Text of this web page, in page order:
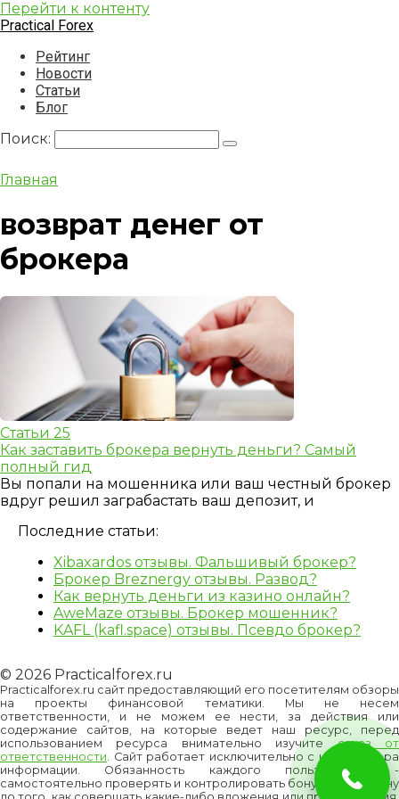
Перейти к контенту
Practical Forex
Рейтинг
Новости
Статьи
Блог
Поиск:
Главная
возврат денег от
брокера
Статьи 25
Как заставить брокера вернуть деньги? Самый
полный гид
Вы попали на мошенника или ваш честный брокер
вдруг решил заграбастать ваш депозит, и
Последние статьи:
Xibaxardos отзывы. Фальшивый брокер?
Брокер Breznergy отзывы. Развод?
Как вернуть деньги из казино онлайн?
AweMaze отзывы. Брокер мошенник?
KAFL (kafl.space) отзывы. Псевдо брокер?
© 2026 Practicalforex.ru
Practicalforex.ru сайт предоставляющий его посетителям обзоры
на проекты финансовой тематики. Мы не несем
ответственности, и не можем ее нести, за действия или
содержание сайтов, на которые ведет наш ресурс, перед
использованием ресурса внимательно изучитеотказ от
ответственности . Сайт работает исключительно с целью сбора
информации. Обязанность каждого пользователя -
самостоятельно проверять и контролировать бонусы и/или цену